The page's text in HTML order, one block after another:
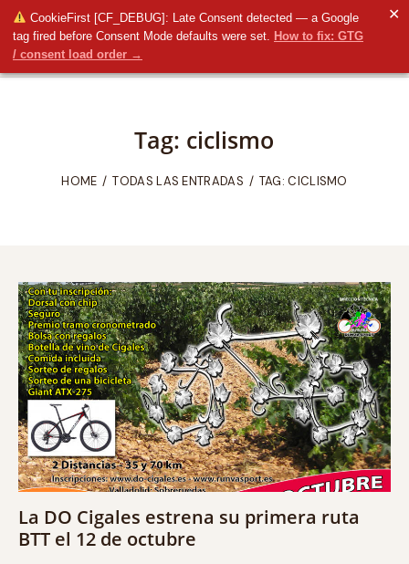
CookieFirst [CF_DEBUG]: Late Consent detected — a Google
tag fired before Consent Mode defaults were set. How to fix: GTG
/ consent load order →
✕
Tag: ciclismo
HOME TODAS LAS ENTRADAS TAG: CICLISMO
La DO Cigales estrena su primera ruta
BTT el 12 de octubre